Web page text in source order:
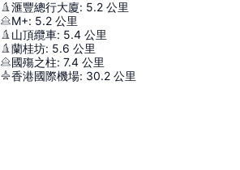
滙豐總行大廈: 5.2 公里
M+: 5.2 公里
山頂纜車: 5.4 公里
蘭桂坊: 5.6 公里
國殤之柱: 7.4 公里
香港國際機場: 30.2 公里